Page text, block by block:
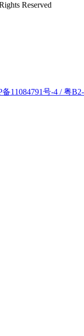
Reserved
备11084791号-4 / 粤